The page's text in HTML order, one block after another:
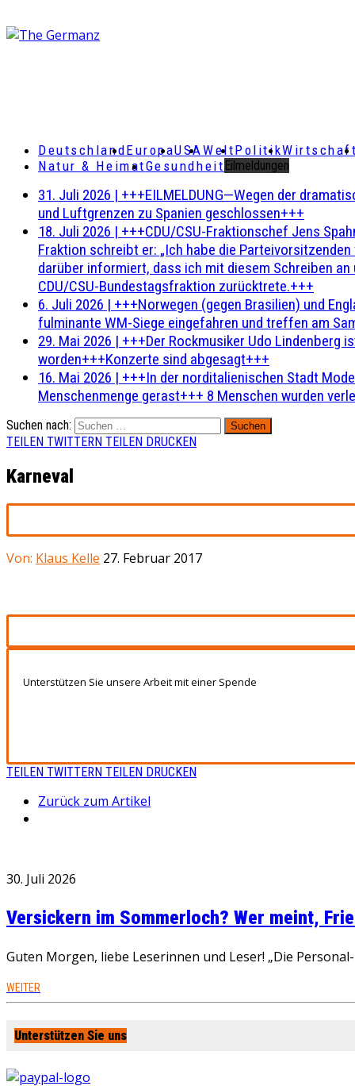
DeutschlandEuropaUSAWeltPolitikWirtschaft
Natur & HeimatGesundheit Eilmeldungen
31. Juli 2026 | +++EILMELDUNG—Wegen der
und Luftgrenzen zu Spanien geschlossen+++
18. Juli 2026 | +++CDU/CSU-Fraktionschef Jens
Fraktion schreibt er: „Ich habe die
darüber informiert, dass ich mit diesem Schreiben
CDU/CSU-Bundestagsfraktion zurücktrete.+++
6. Juli 2026 | +++Norwegen (gegen Brasilien) und
fulminante WM-Siege eingefahren und treffen am
29. Mai 2026 | +++Der Rockmusiker Udo Lindenberg
worden+++Konzerte sind abgesagt+++
16. Mai 2026 | +++In der norditalienischen Stadt
Menschenmenge gerast+++ 8 Menschen wurden
Suchen nach:
TEILEN TWITTERN TEILEN DRUCKEN
Karneval
Von: Klaus Kelle 27. Februar 2017
Unterstützen Sie unsere Arbeit mit einer Spende
TEILEN TWITTERN TEILEN DRUCKEN
Zurück zum Artikel
30. Juli 2026
Versickern im Sommerloch? Wer meint,
Guten Morgen, liebe Leserinnen und Leser! „Die
WEITER
Unterstützen Sie uns